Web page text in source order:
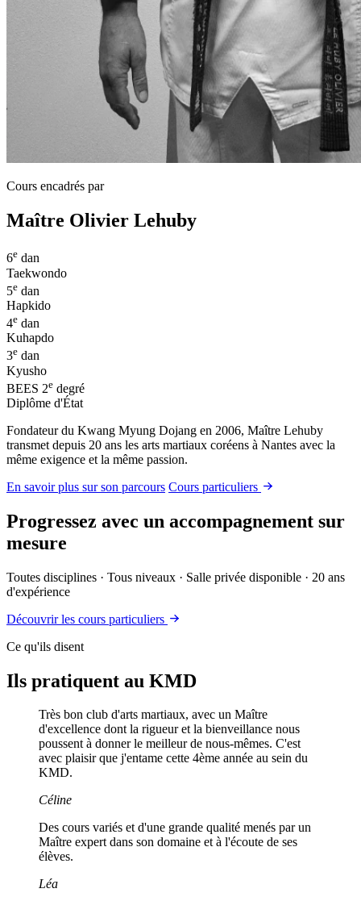
Cours encadrés par
Maître Olivier Lehuby
6e dan
Taekwondo
5e dan
Hapkido
4e dan
Kuhapdo
3e dan
Kyusho
BEES 2e degré
Diplôme d'État
Fondateur du Kwang Myung Dojang en 2006, Maître Lehuby
transmet depuis 20 ans les arts martiaux coréens à Nantes avec la
même exigence et la même passion.
En savoir plus sur son parcours Cours particuliers
Progressez avec un accompagnement sur
mesure
Toutes disciplines · Tous niveaux · Salle privée disponible · 20 ans
d'expérience
Découvrir les cours particuliers
Ce qu'ils disent
Ils pratiquent au KMD
Très bon club d'arts martiaux, avec un Maître
d'excellence dont la rigueur et la bienveillance nous
poussent à donner le meilleur de nous-mêmes. C'est
avec plaisir que j'entame cette 4ème année au sein du
KMD.
Céline
Des cours variés et d'une grande qualité menés par un
Maître expert dans son domaine et à l'écoute de ses
élèves.
Léa